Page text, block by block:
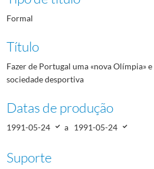
Formal
Título
Fazer de Portugal uma «nova Olímpia»
sociedade desportiva
Datas de produção
1991-05-24 a 1991-05-24
Suporte